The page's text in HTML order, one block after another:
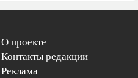
О проекте
Контакты редакции
Реклама